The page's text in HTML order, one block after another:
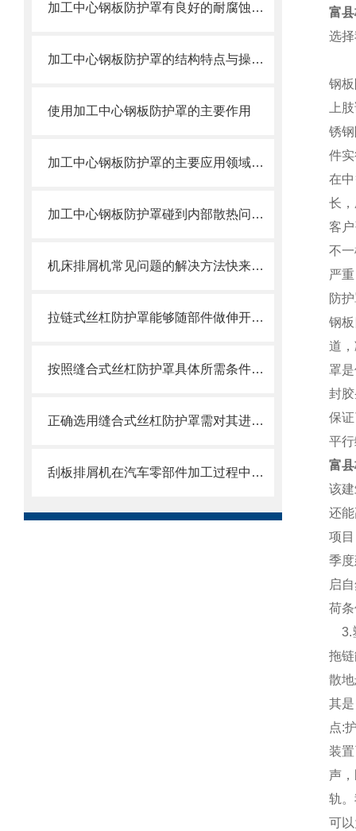
加工中心钢板防护罩有良好的耐腐蚀性，能在各种环境下长时间使用
加工中心钢板防护罩的结构特点与操作维护方式
使用加工中心钢板防护罩的主要作用
加工中心钢板防护罩的主要应用领域和产品的主要特性
加工中心钢板防护罩碰到内部散热问题改怎么办？这篇文章告诉你
机床排屑机常见问题的解决方法快来看看吧！
拉链式丝杠防护罩能够随部件做伸开或压缩运动
按照缝合式丝杠防护罩具体所需条件定制
正确选用缝合式丝杠防护罩需对其进行风险评估
刮板排屑机在汽车零部件加工过程中的作用
富
选择
钢
上
锈
件
在
长
客
不
严
防
钢
道
罩
封
保
平
富
该
还
项
季
启
荷
3.
拖
散
其
点:
装
声
轨
可